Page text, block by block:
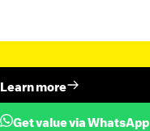
Learn more
Get value via WhatsApp